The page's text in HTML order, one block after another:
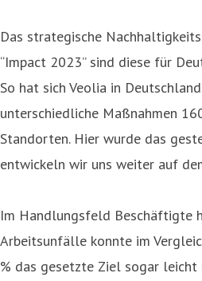
Das strategische
“Impact 2023” sind diese für
So hat sich Veolia in
unterschiedliche Maßnahmen
Standorten. Hier wurde das
entwickeln wir uns weiter auf
Im Handlungsfeld Beschäftigte
Arbeitsunfälle konnte im
% das gesetzte Ziel sogar